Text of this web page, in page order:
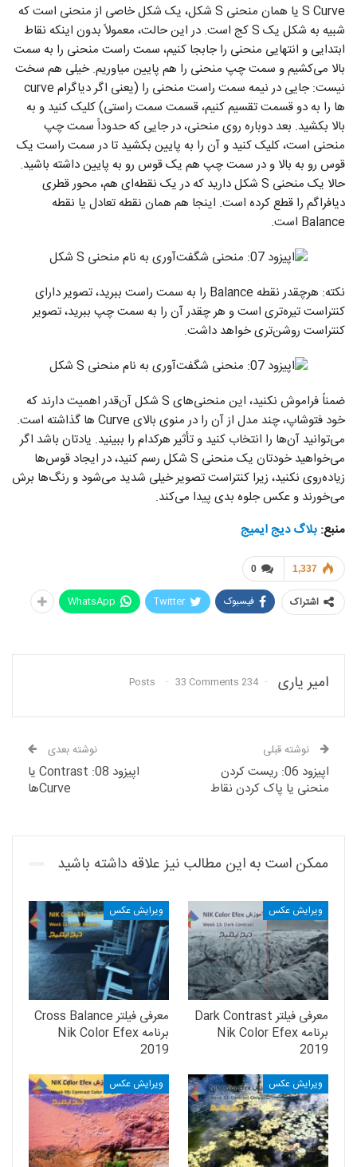
S Curve یا همان منحنی S شکل، یک شکل خاصی از منحنی است که
شبیه به شکل یک S کج است. در این حالت، معمولاً بدون اینکه نقاط
ابتدایی و انتهایی منحنی را جابجا کنیم، سمت راست منحنی را به سمت
بالا می‌کشیم و سمت چپ منحنی را هم پایین میاوریم. خیلی هم سخت
نیست: جایی در نیمه سمت راست منحنی را (یعنی اگر دیاگرام curve
ها را به دو قسمت تقسیم کنیم، قسمت سمت راستی) کلیک کنید و به
بالا بکشید. بعد دوباره روی منحنی، در جایی که حدوداً سمت چپ
منحنی است، کلیک کنید و آن را به پایین بکشید تا در سمت راست یک
قوس رو به بالا و در سمت چپ هم یک قوس رو به پایین داشته باشید.
حالا یک منحنی S شکل دارید که در یک نقطه‌ای هم، محور قطری
دیافراگم را قطع کرده است. اینجا هم همان نقطه تعادل یا نقطه
Balance است.
نکته: هرچقدر نقطه Balance را به سمت راست ببرید، تصویر دارای
کنتراست تیره‌تری است و هر چقدر آن را به سمت چپ ببرید، تصویر
کنتراست روشن‌تری خواهد داشت.
ضمناً فراموش نکنید، این منحنی‌های S شکل آن‌قدر اهمیت دارند که
خود فتوشاپ، چند مدل از آن را در منوی بالای Curve ها گذاشته است.
می‌توانید آن‌ها را انتخاب کنید و تأثیر هرکدام را ببینید. یادتان باشد اگر
می‌خواهید خودتان یک منحنی S شکل رسم کنید، در ایجاد قوس‌ها
زیاده‌روی نکنید، زیرا کنتراست تصویر خیلی شدید می‌شود و رنگ‌ها برش
می‌خورند و عکس جلوه بدی پیدا می‌کند.
منبع: بلاگ دیج ایمیج
0 1,337
اشتراک فیسبوک Twitter
WhatsApp
امیر یاری 234 Posts
33 Comments
نوشته قبلی
اپیزود 06: ریست کردن
منحنی یا پاک کردن نقاط
نوشته بعدی
اپیزود 08: Contrast یا
Curveها
ممکن است به این مطالب نیز علاقه داشته باشید
ویرایش عکس
معرفی فیلتر Dark Contrast
برنامه Nik Color Efex
2019
ویرایش عکس
معرفی فیلتر Cross Balance
برنامه Nik Color Efex
2019
ویرایش عکس ویرایش عکس